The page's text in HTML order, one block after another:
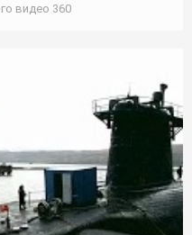
видео 360